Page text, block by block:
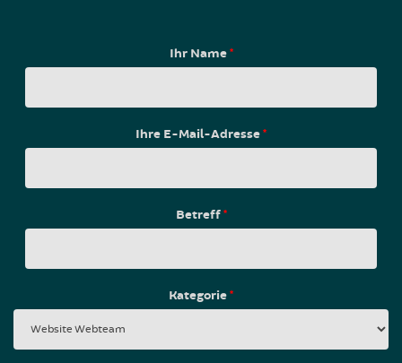
Ihr Name*
Ihre E-Mail-Adresse*
Betreff*
Kategorie*